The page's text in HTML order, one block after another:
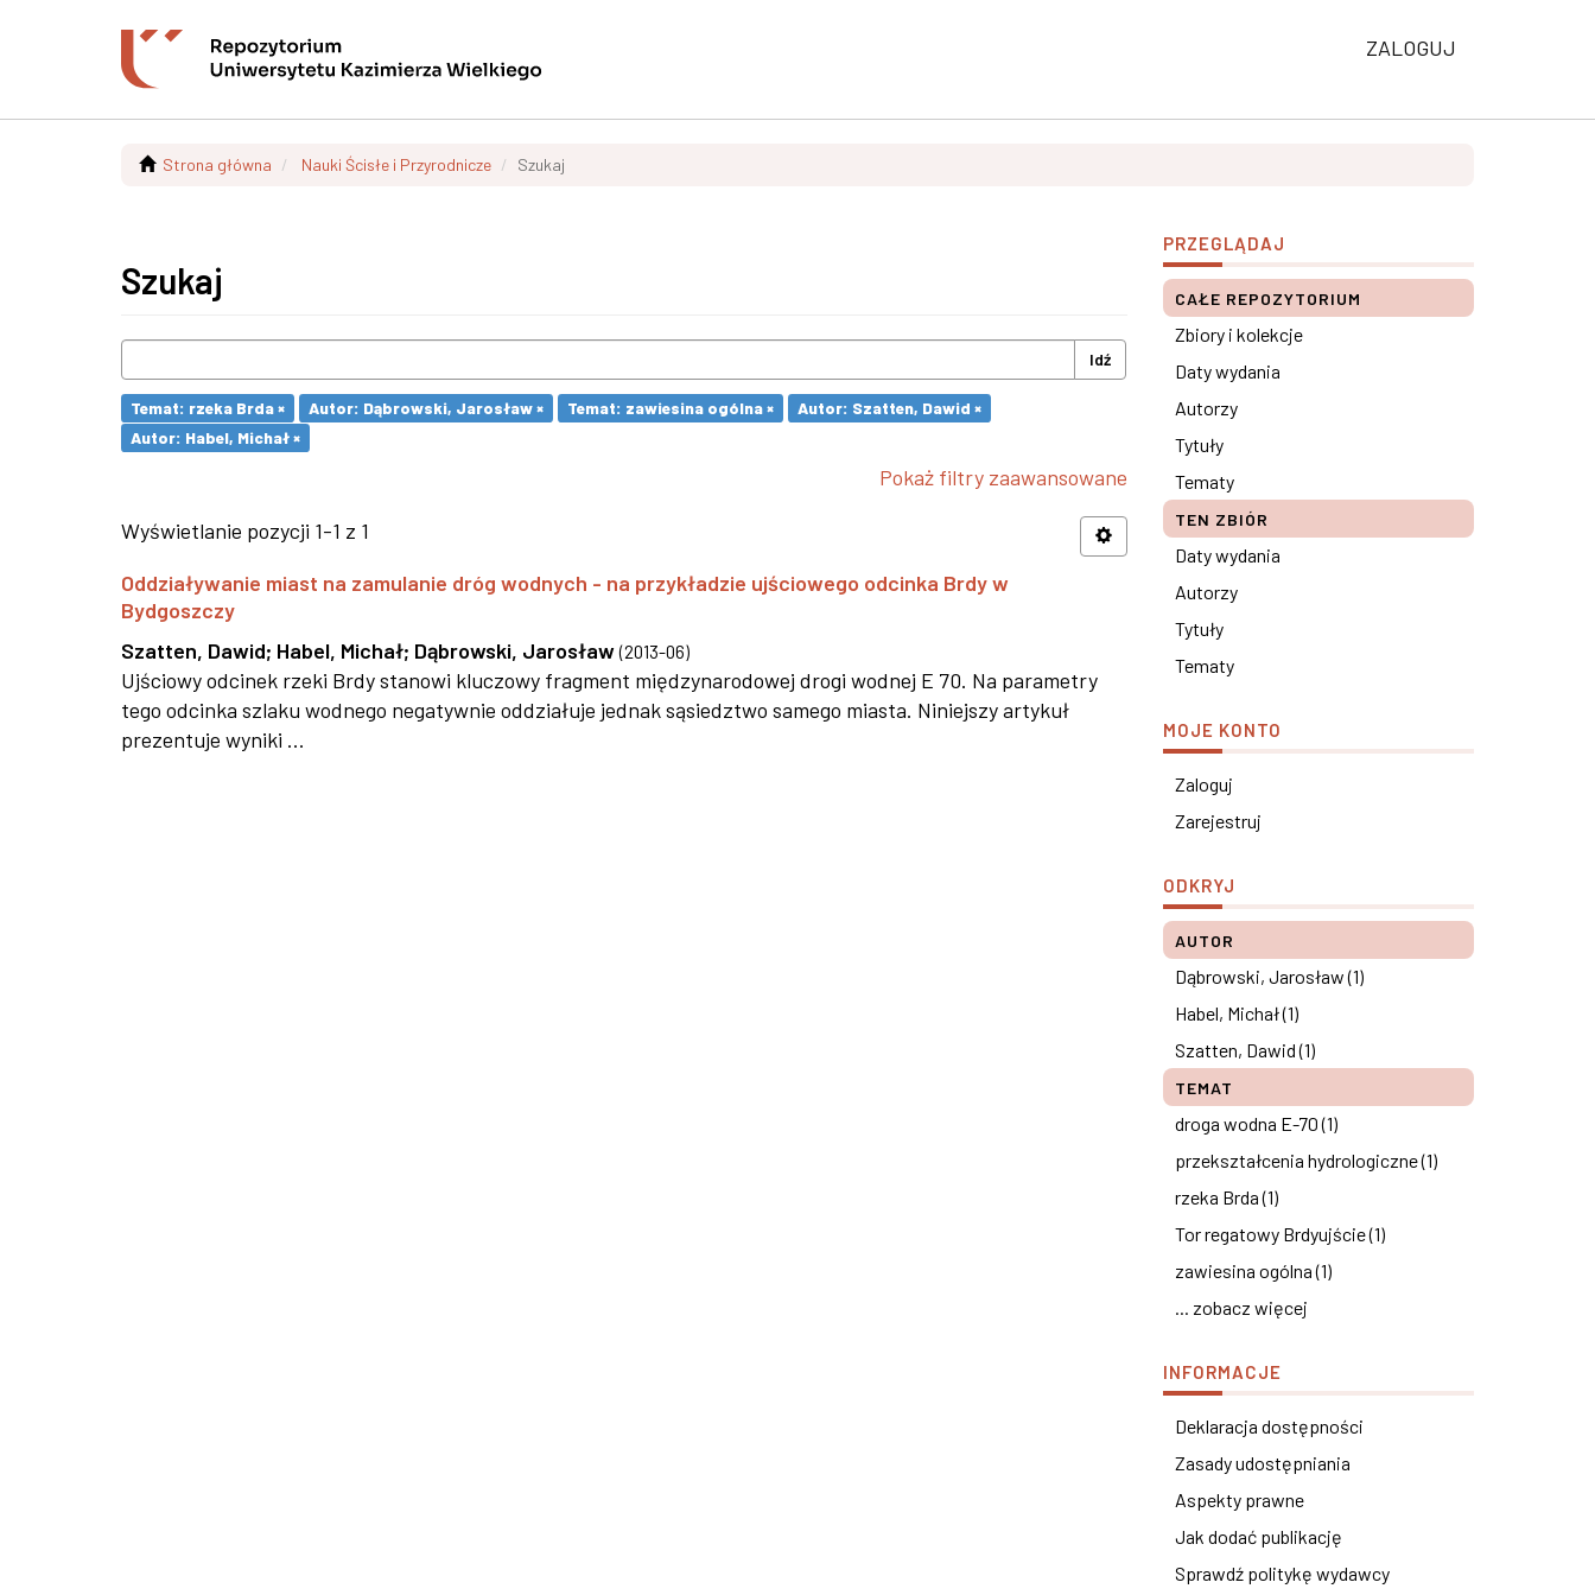
ZALOGUJ
Strona główna Nauki Ścisłe i Przyrodnicze Szukaj
Szukaj
Idź
Temat: rzeka Brda × Autor: Dąbrowski, Jarosław × Temat: zawiesina ogólna ×
Autor: Szatten, Dawid ×
Autor: Habel, Michał ×
Pokaż filtry zaawansowane
Wyświetlanie pozycji 1-1 z 1
Oddziaływanie miast na zamulanie dróg wodnych - na przykładzie ujściowego odcinka Brdy w
Bydgoszczy
Szatten, Dawid; Habel, Michał; Dąbrowski, Jarosław (2013-06)
Ujściowy odcinek rzeki Brdy stanowi kluczowy fragment międzynarodowej drogi wodnej E 70. Na parametry
tego odcinka szlaku wodnego negatywnie oddziałuje jednak sąsiedztwo samego miasta. Niniejszy artykuł
prezentuje wyniki ...
PRZEGLĄDAJ
CAŁE REPOZYTORIUM
Zbiory i kolekcje
Daty wydania
Autorzy
Tytuły
Tematy
TEN ZBIÓR
Daty wydania
Autorzy
Tytuły
Tematy
MOJE KONTO
Zaloguj
Zarejestruj
ODKRYJ
AUTOR
Dąbrowski, Jarosław (1)
Habel, Michał (1)
Szatten, Dawid (1)
TEMAT
droga wodna E-70 (1)
przekształcenia hydrologiczne (1)
rzeka Brda (1)
Tor regatowy Brdyujście (1)
zawiesina ogólna (1)
... zobacz więcej
INFORMACJE
Deklaracja dostępności
Zasady udostępniania
Aspekty prawne
Jak dodać publikację
Sprawdź politykę wydawcy